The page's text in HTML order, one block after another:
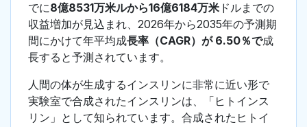
でに8億8531万米ルから16億6184万米 ドルまでの
収益増加が見込まれ、2026年から2035年の予測期
間にかけて年平均成長率（CAGR）が 6.50％で成
長すると予測されています。
人間の体が生成するインスリンに非常に近い形で
実験室で合成されたインスリンは、「ヒトインス
リン」として知られています。合成されたヒトイ